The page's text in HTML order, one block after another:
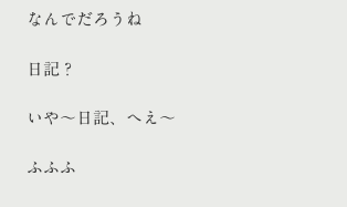
なんでだろうね
日記？
いや〜日記、へえ〜
ふふふ